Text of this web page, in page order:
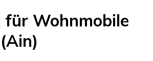
Wohnmobile